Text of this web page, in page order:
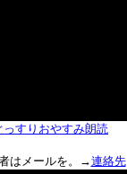
すりおやすみ朗読
はメールを。→連絡先